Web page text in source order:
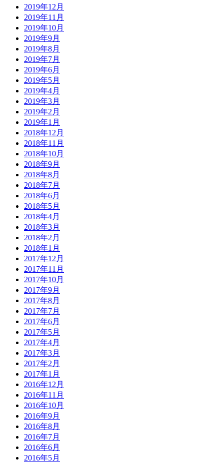
2019年12月
2019年11月
2019年10月
2019年9月
2019年8月
2019年7月
2019年6月
2019年5月
2019年4月
2019年3月
2019年2月
2019年1月
2018年12月
2018年11月
2018年10月
2018年9月
2018年8月
2018年7月
2018年6月
2018年5月
2018年4月
2018年3月
2018年2月
2018年1月
2017年12月
2017年11月
2017年10月
2017年9月
2017年8月
2017年7月
2017年6月
2017年5月
2017年4月
2017年3月
2017年2月
2017年1月
2016年12月
2016年11月
2016年10月
2016年9月
2016年8月
2016年7月
2016年6月
2016年5月